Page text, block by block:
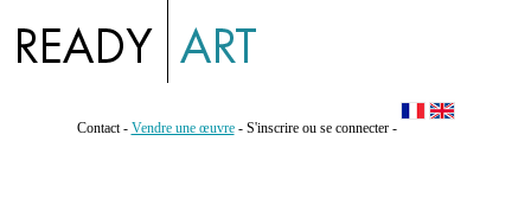
Contact- Vendre une œuvre- S'inscrire ou se connecter-